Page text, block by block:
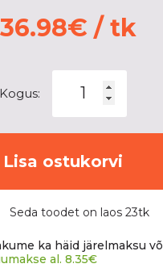
€ / tk
Kogus:
WINTERCRAFT
ICE
WI51
kogus
Lisa ostukorvi
Seda toodet on laos 23tk
ka häid järelmaksu
al. 8.35€